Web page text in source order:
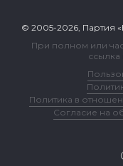
© 2005-2026, Партия
При полном или
ссылка
Политика в
Согласие на